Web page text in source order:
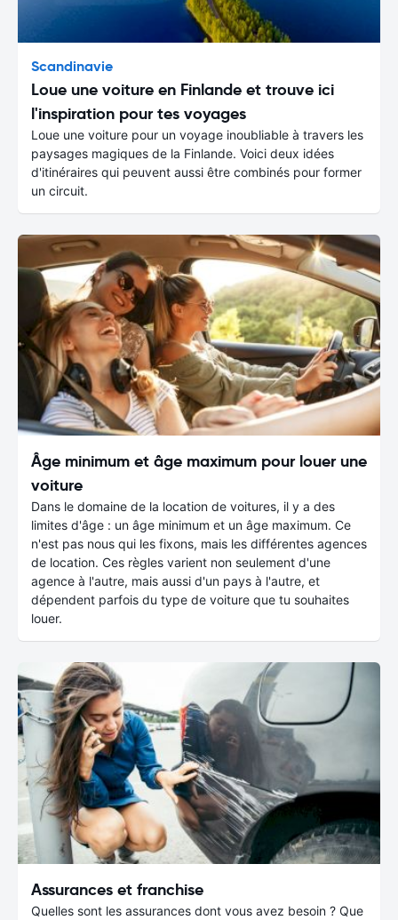
Scandinavie
Loue une voiture en Finlande et trouve ici
l'inspiration pour tes voyages
Loue une voiture pour un voyage inoubliable à travers les
paysages magiques de la Finlande. Voici deux idées
d'itinéraires qui peuvent aussi être combinés pour former
un circuit.
Âge minimum et âge maximum pour louer une
voiture
Dans le domaine de la location de voitures, il y a des
limites d'âge : un âge minimum et un âge maximum. Ce
n'est pas nous qui les fixons, mais les différentes agences
de location. Ces règles varient non seulement d'une
agence à l'autre, mais aussi d'un pays à l'autre, et
dépendent parfois du type de voiture que tu souhaites
louer.
Assurances et franchise
Quelles sont les assurances dont vous avez besoin ? Que